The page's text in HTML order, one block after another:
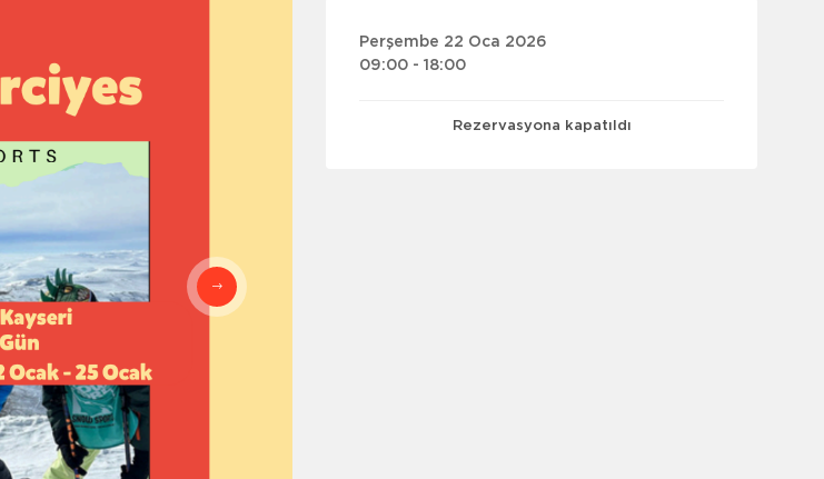
Perşembe 22 Oca 2026
09:00 - 18:00
Rezervasyona kapatıldı